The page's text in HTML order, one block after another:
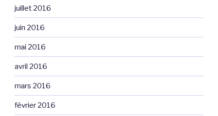
juillet 2016
juin 2016
mai 2016
avril 2016
mars 2016
février 2016